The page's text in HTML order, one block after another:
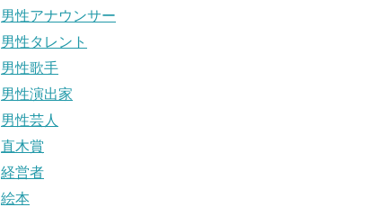
男性アナウンサー
男性タレント
男性歌手
男性演出家
男性芸人
直木賞
経営者
絵本